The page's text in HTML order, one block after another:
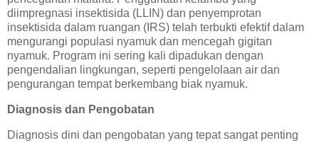
diimpregnasi insektisida (LLIN) dan penyemprotan
insektisida dalam ruangan (IRS) telah terbukti efektif dalam
mengurangi populasi nyamuk dan mencegah gigitan
nyamuk. Program ini sering kali dipadukan dengan
pengendalian lingkungan, seperti pengelolaan air dan
pengurangan tempat berkembang biak nyamuk.
Diagnosis dan Pengobatan
Diagnosis dini dan pengobatan yang tepat sangat penting